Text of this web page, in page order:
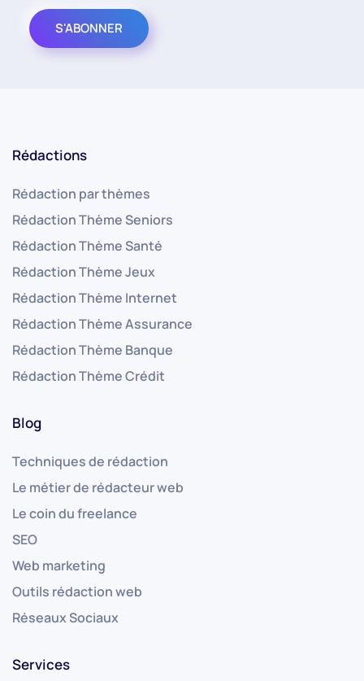
Rédactions
Rédaction par thèmes
Rédaction Thème Seniors
Rédaction Thème Santé
Rédaction Thème Jeux
Rédaction Thème Internet
Rédaction Thème Assurance
Rédaction Thème Banque
Rédaction Thème Crédit
Blog
Techniques de rédaction
Le métier de rédacteur web
Le coin du freelance
SEO
Web marketing
Outils rédaction web
Réseaux Sociaux
Services